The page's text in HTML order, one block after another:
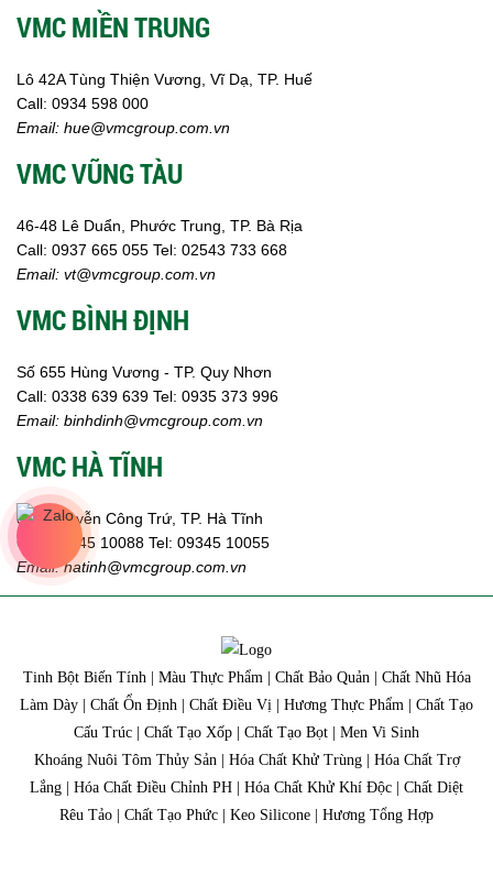
VMC MIỀN TRUNG
Lô 42A Tùng Thiện Vương, Vĩ Dạ, TP. Huế
Call: 0934 598 000
Email: hue@vmcgroup.com.vn
VMC VŨNG TÀU
46-48 Lê Duẩn, Phước Trung, TP. Bà Rịa
Call: 0937 665 055 Tel: 02543 733 668
Email: vt@vmcgroup.com.vn
VMC BÌNH ĐỊNH
Số 655 Hùng Vương - TP. Quy Nhơn
Call: 0338 639 639 Tel: 0935 373 996
Email: binhdinh@vmcgroup.com.vn
VMC HÀ TĨNH
359 Nguyễn Công Trứ, TP. Hà Tĩnh
Call:
09345 10088 Tel: 09345 10055
Email: hatinh@vmcgroup.com.vn
Tinh Bột Biến Tính | Màu Thực Phẩm | Chất Bảo Quản | Chất Nhũ Hóa
Làm Dày | Chất Ổn Định | Chất Điều Vị | Hương Thực Phẩm | Chất Tạo
Cấu Trúc | Chất Tạo Xốp | Chất Tạo Bọt | Men Vi Sinh
Khoáng Nuôi Tôm Thủy Sản | Hóa Chất Khử Trùng | Hóa Chất Trợ
Lắng | Hóa Chất Điều Chỉnh PH | Hóa Chất Khử Khí Độc | Chất Diệt
Rêu Tảo | Chất Tạo Phức | Keo Silicone | Hương Tổng Hợp